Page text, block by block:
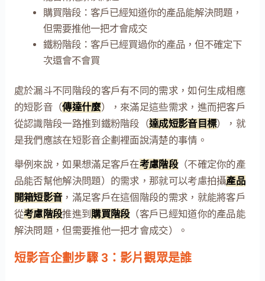
購買階段：客戶已經知道你的產品能解決問題，
但需要推他一把才會成交
鐵粉階段：客戶已經買過你的產品，但不確定下
次還會不會買
處於漏斗不同階段的客戶有不同的需求，如何生成相應
的短影音（傳達什麼），來滿足這些需求，進而把客戶
從認識階段一路推到鐵粉階段（達成短影音目標），就
是我們應該在短影音企劃裡面說清楚的事情。
舉例來說，如果想滿足客戶在考慮階段（不確定你的產
品能否幫他解決問題）的需求，那就可以考慮拍攝產品
開箱短影音，滿足客戶在這個階段的需求，就能將客戶
從考慮階段推進到 購買階段（客戶已經知道你的產品能
解決問題，但需要推他一把才會成交）。
短影音企劃步驟 3：影片觀眾是誰